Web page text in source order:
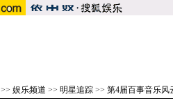
>> 娱乐频道 >> 明星追踪 >> 第4届百事音乐风